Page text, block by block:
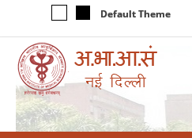
Default Theme